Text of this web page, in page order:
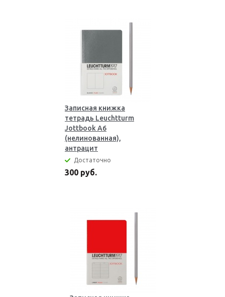
Записная книжка
тетрадь Leuchtturm
Jottbook А6
(нелинованная),
антрацит
Достаточно
300 руб.